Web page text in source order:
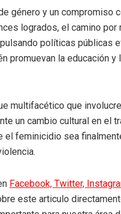
género y un compromiso
logrados, el camino por
políticas públicas
promuevan la educación y
multifacético que
un cambio cultural en el
el feminicidio sea
Facebook, Twitter,
este articulo